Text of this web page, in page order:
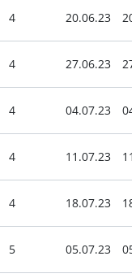
4 20.06.23
4 27.06.23
4 04.07.23
4 11.07.23
4 18.07.23
5 05.07.23